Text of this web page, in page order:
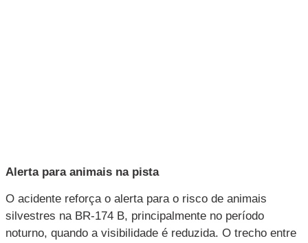
Alerta para animais na pista
O acidente reforça o alerta para o risco de animais
silvestres na BR-174 B, principalmente no período
noturno, quando a visibilidade é reduzida. O trecho entre